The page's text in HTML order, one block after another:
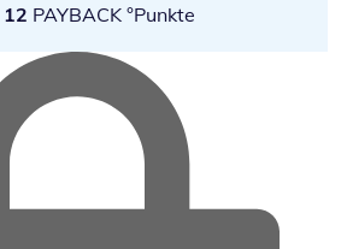
12 PAYBACK °Punkte